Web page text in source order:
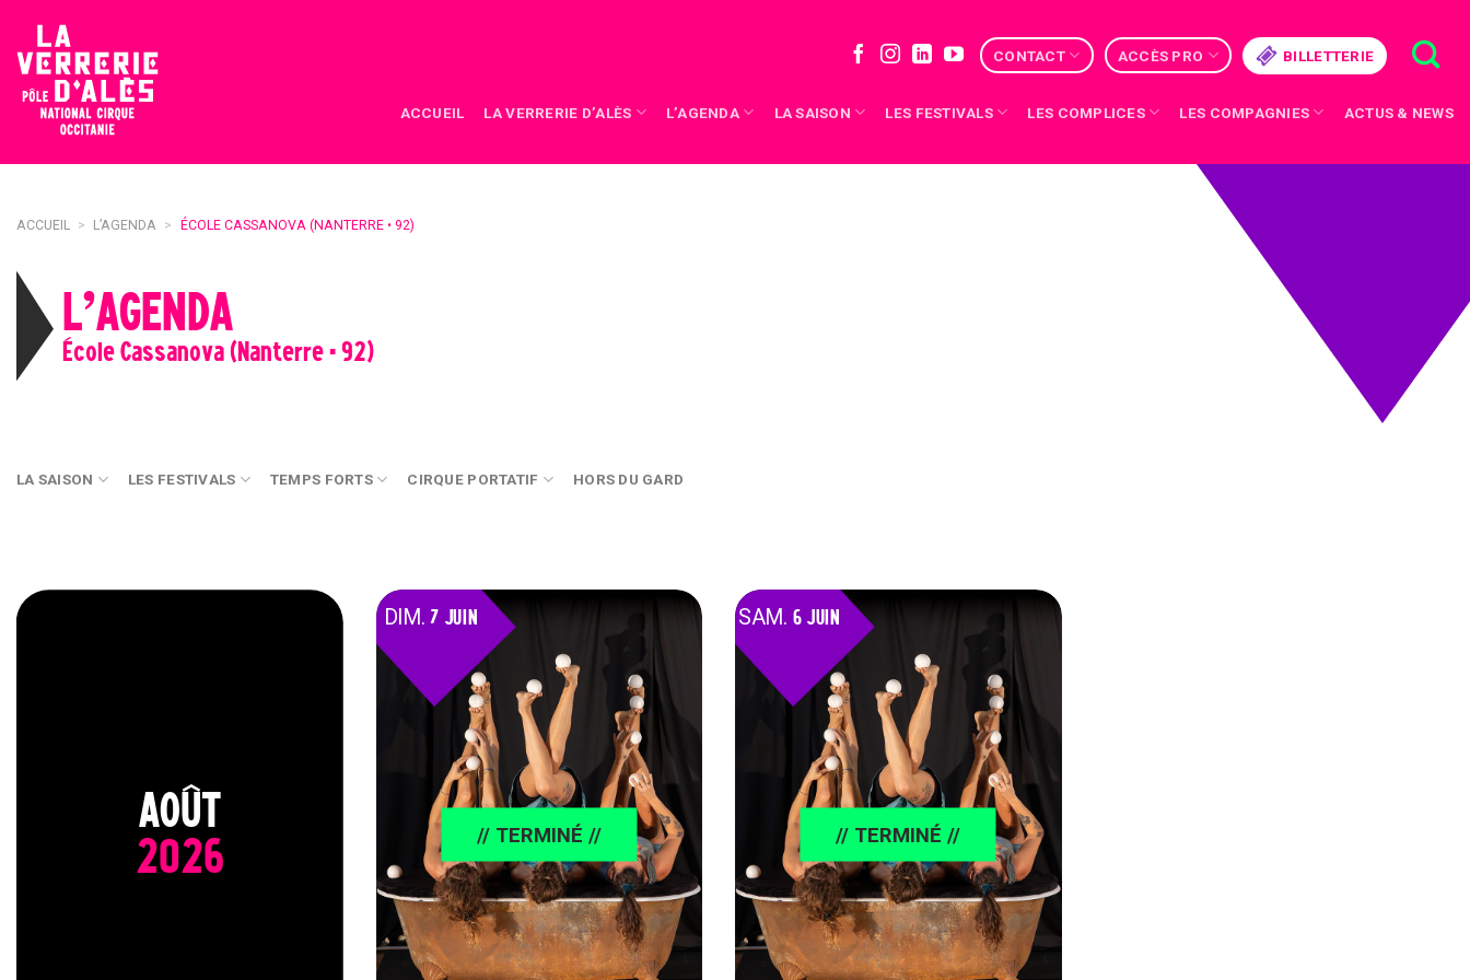
content
CONTACT ACCÈS PRO BILLETTERIE
ACCUEIL LA VERRERIE D’ALÈS L’AGENDA LA SAISON LES FESTIVALS LES COMPLICES LES COMPAGNIES ACTUS & NEWS
ACCUEIL > L’AGENDA > ÉCOLE CASSANOVA (NANTERRE • 92)
L’AGENDA
École Cassanova (Nanterre • 92)
LA SAISON LES FESTIVALS TEMPS FORTS CIRQUE PORTATIF HORS DU GARD
AOÛT
2026
DIM. 7 JUIN
// TERMINÉ //
SAM. 6 JUIN
// TERMINÉ //